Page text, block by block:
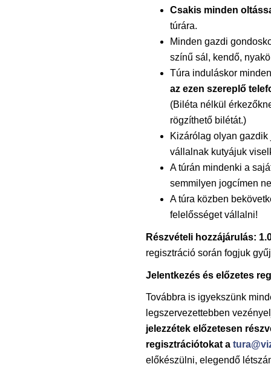
Csakis minden
túrára.
Minden gazdi
színű sál, kendő,
Túra induláskor
az ezen szereplő
(Biléta nélkül
rögzíthető bilétát.)
Kizárólag olyan
vállalnak kutyájuk
A túrán mindenki a
semmilyen jogcímen
A túra közben
felelősséget vállalni!
Részvételi hozzájárulás:
regisztráció során fogjuk
Jelentkezés és előzetes
Továbbra is igyekszünk
legszervezettebben
jelezzétek előzetesen
regisztrációtokat a
előkészülni, elegendő